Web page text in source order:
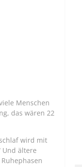
Menschen
das wären 22
wird mit
Und ältere